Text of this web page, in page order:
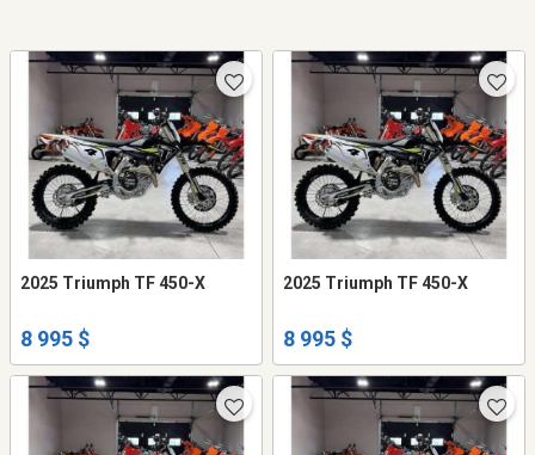
2025 Triumph TF 450-X
8 995 $
2025 Triumph TF 450-X
8 995 $